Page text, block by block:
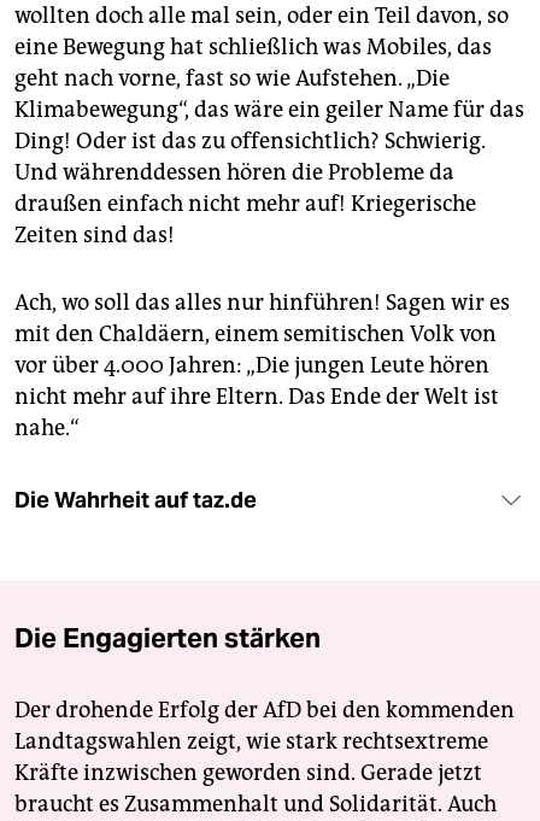
wollten doch alle mal sein, oder ein Teil davon, so
eine Bewegung hat schließlich was Mobiles, das
geht nach vorne, fast so wie Aufstehen. „Die
Klimabewegung“, das wäre ein geiler Name für das
Ding! Oder ist das zu offensichtlich? Schwierig.
Und währenddessen hören die Probleme da
draußen einfach nicht mehr auf! Kriegerische
Zeiten sind das!
Ach, wo soll das alles nur hinführen! Sagen wir es
mit den Chaldäern, einem semitischen Volk von
vor über 4.000 Jahren: „Die jungen Leute hören
nicht mehr auf ihre Eltern. Das Ende der Welt ist
nahe.“
Die Wahrheit auf taz.de
Die Engagierten stärken
Der drohende Erfolg der AfD bei den kommenden
Landtagswahlen zeigt, wie stark rechtsextreme
Kräfte inzwischen geworden sind. Gerade jetzt
braucht es Zusammenhalt und Solidarität. Auch